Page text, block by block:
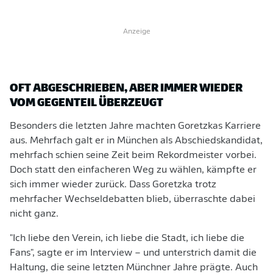
Anzeige
OFT ABGESCHRIEBEN, ABER IMMER WIEDER
VOM GEGENTEIL ÜBERZEUGT
Besonders die letzten Jahre machten Goretzkas Karriere
aus. Mehrfach galt er in München als Abschiedskandidat,
mehrfach schien seine Zeit beim Rekordmeister vorbei.
Doch statt den einfacheren Weg zu wählen, kämpfte er
sich immer wieder zurück. Dass Goretzka trotz
mehrfacher Wechseldebatten blieb, überraschte dabei
nicht ganz.
"Ich liebe den Verein, ich liebe die Stadt, ich liebe die
Fans", sagte er im Interview – und unterstrich damit die
Haltung, die seine letzten Münchner Jahre prägte. Auch